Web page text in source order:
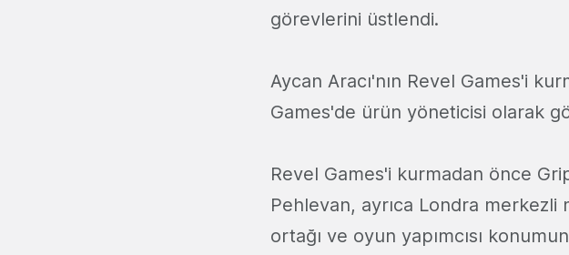
görevlerini üstlendi.
Aycan Aracı'nın Revel Games'i
Games'de ürün yöneticisi olarak
Revel Games'i kurmadan önce
Pehlevan, ayrıca Londra
ortağı ve oyun yapımcısı